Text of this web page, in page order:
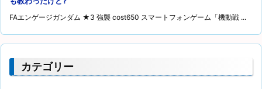
FAエンゲージガンダム ★3 強襲 cost650 スマートフォンゲーム「機動戦 ...
カテゴリー